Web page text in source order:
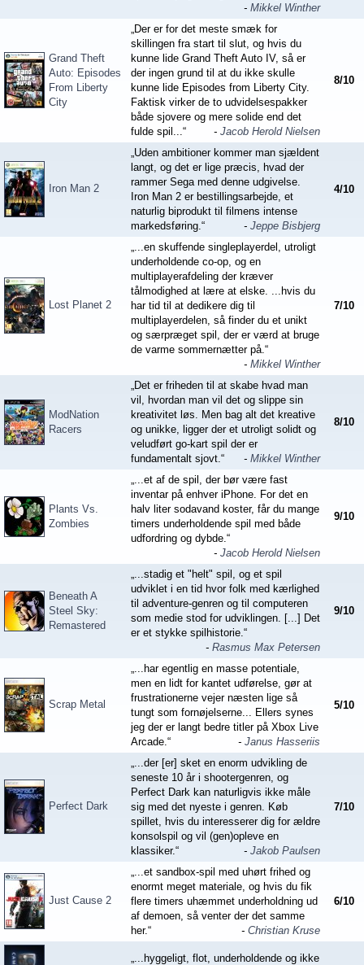
- Mikkel Winther
Grand Theft
Auto: Episodes
From Liberty
City
„Der er for det meste smæk for
skillingen fra start til slut, og hvis du
kunne lide Grand Theft Auto IV, så er
der ingen grund til at du ikke skulle
kunne lide Episodes from Liberty City.
Faktisk virker de to udvidelsespakker
både sjovere og mere solide end det
fulde spil...“
- Jacob Herold Nielsen
8/10
Iron Man 2
„Uden ambitioner kommer man sjældent
langt, og det er lige præcis, hvad der
rammer Sega med denne udgivelse.
Iron Man 2 er bestillingsarbejde, et
naturlig biprodukt til filmens intense
markedsføring.“
- Jeppe Bisbjerg
4/10
Lost Planet 2
„...en skuffende singleplayerdel, utroligt
underholdende co-op, og en
multiplayerafdeling der kræver
tålmodighed at lære at elske. ...hvis du
har tid til at dedikere dig til
multiplayerdelen, så finder du et unikt
og særpræget spil, der er værd at bruge
de varme sommernætter på.“
- Mikkel Winther
7/10
ModNation
Racers
„Det er friheden til at skabe hvad man
vil, hvordan man vil det og slippe sin
kreativitet løs. Men bag alt det kreative
og unikke, ligger der et utroligt solidt og
veludført go-kart spil der er
fundamentalt sjovt.“
- Mikkel Winther
8/10
Plants Vs.
Zombies
„...et af de spil, der bør være fast
inventar på enhver iPhone. For det en
halv liter sodavand koster, får du mange
timers underholdende spil med både
udfordring og dybde.“
- Jacob Herold Nielsen
9/10
Beneath A
Steel Sky:
Remastered
„...stadig et "helt" spil, og et spil
udviklet i en tid hvor folk med kærlighed
til adventure-genren og til computeren
som medie stod for udviklingen. [...] Det
er et stykke spilhistorie.“
- Rasmus Max Petersen
9/10
Scrap Metal
„...har egentlig en masse potentiale,
men en lidt for kantet udførelse, gør at
frustrationerne vejer næsten lige så
tungt som fornøjelserne... Ellers synes
jeg der er langt bedre titler på Xbox Live
Arcade.“
- Janus Hasseriis
5/10
Perfect Dark
„...der [er] sket en enorm udvikling de
seneste 10 år i shootergenren, og
Perfect Dark kan naturligvis ikke måle
sig med det nyeste i genren. Køb
spillet, hvis du interesserer dig for ældre
konsolspil og vil (gen)opleve en
klassiker.“
- Jakob Paulsen
7/10
Just Cause 2
„...et sandbox-spil med uhørt frihed og
enormt meget materiale, og hvis du fik
flere timers uhæmmet underholdning ud
af demoen, så venter der det samme
her.“
- Christian Kruse
6/10
„...hyggeligt, flot, underholdende og ikke